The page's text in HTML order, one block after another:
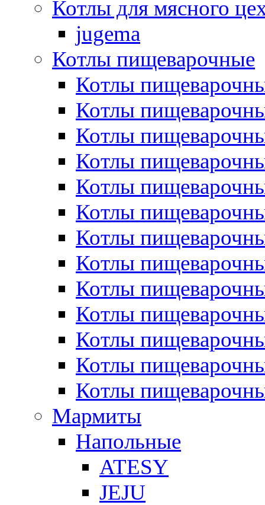
Котлы для мясного
jugema
Котлы пищеварочные
Котлы
Котлы
Котлы
Котлы
Котлы
Котлы
Котлы
Котлы
Котлы
Котлы
Котлы
Котлы
Котлы
Мармиты
Напольные
ATESY
JEJU